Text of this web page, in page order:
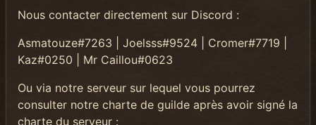
Nous contacter directement sur Discord :
Asmatouze#7263 | Joelsss#9524 | Cromer#7719 |
Kaz#0250 | Mr Caillou#0623
Ou via notre serveur sur lequel vous pourrez
consulter notre charte de guilde après avoir signé la
charte du serveur :